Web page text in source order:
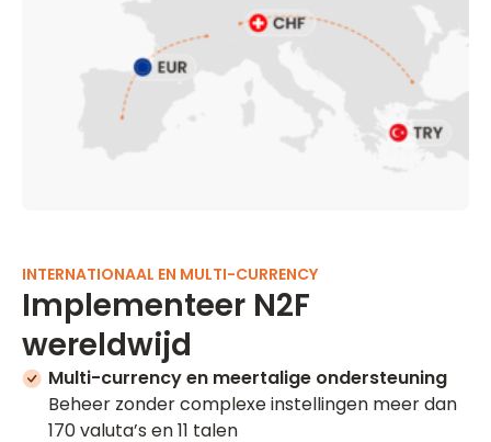
INTERNATIONAAL EN MULTI-CURRENCY
Implementeer N2F
wereldwijd
Multi-currency en meertalige ondersteuning
Beheer zonder complexe instellingen meer dan
170 valuta’s en 11 talen